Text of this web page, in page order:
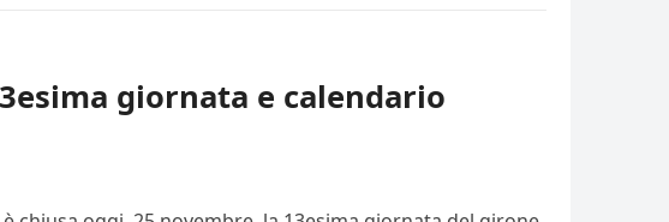
giornata e calendario